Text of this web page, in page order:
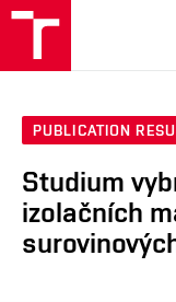
PUBLICATION
Studium
izolačních